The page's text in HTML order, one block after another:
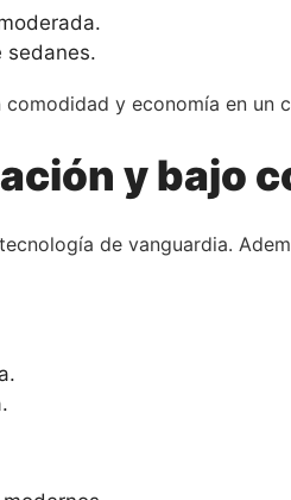
sedanes.
y economía en un
y bajo
de vanguardia.